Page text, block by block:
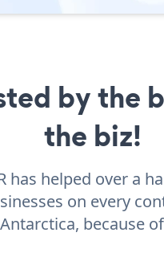
by the
the biz!
has helped over a
on every
because